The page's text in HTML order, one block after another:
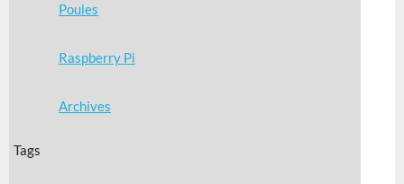
Poules
Raspberry Pi
Archives
Tags